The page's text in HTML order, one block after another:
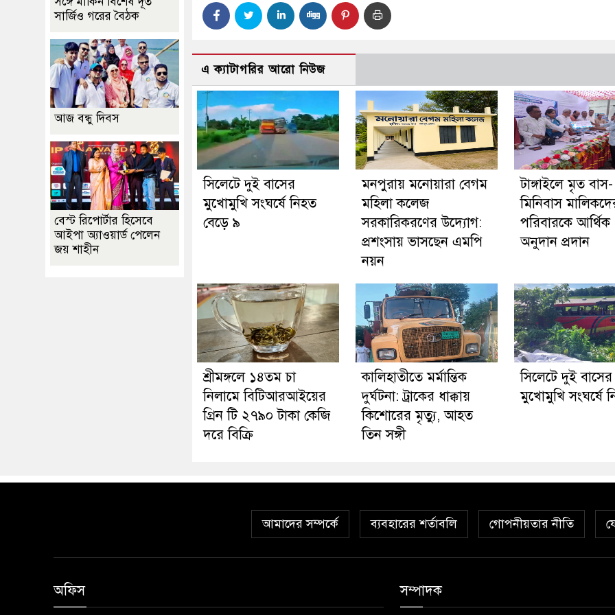
এ ক্যাটাগরির আরো নিউজ
সিলেটে দুই বাসের
মুখোমুখি সংঘর্ষে নিহত
বেড়ে ৯
মনপুরায় মনোয়ারা বেগম
মহিলা কলেজ
সরকারিকরণের উদ্যোগ:
প্রশংসায় ভাসছেন এমপি
নয়ন
টাঙ্গাইলে মৃত বাস-
মিনিবাস
পরিবারকে আর্থিক
অনুদান প্রদান
শ্রীমঙ্গলে ১৪তম চা
নিলামে বিটিআরআইয়ের
গ্রিন টি ২৭৯০ টাকা কেজি
দরে বিক্রি
কালিহাতীতে মর্মান্তিক
দুর্ঘটনা: ট্রাকের ধাক্কায়
কিশোরের মৃত্যু, আহত
তিন সঙ্গী
সিলেটে দুই বাসের
মুখোমুখি সংঘর্ষে
সার্জিও গরের বৈঠক
আজ বন্ধু দিবস
বেস্ট রিপোর্টার হিসেবে
আইপা অ্যাওয়ার্ড পেলেন
জয় শাহীন
আমাদের সম্পর্কে ব্যবহারের শর্তাবলি গোপনীয়তার নীতি
অফিস সম্পাদক